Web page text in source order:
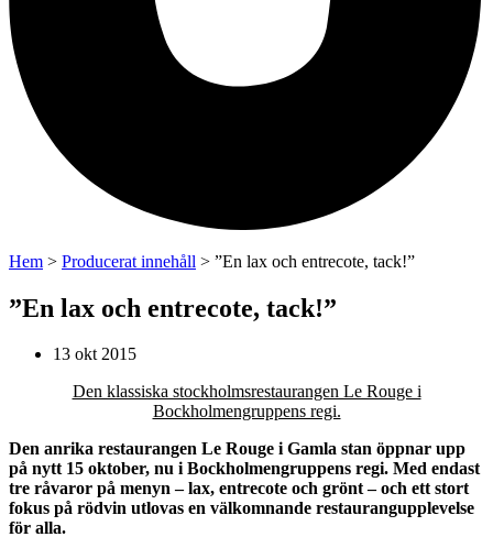
Hem > Producerat innehåll > ”En lax och entrecote, tack!”
”En lax och entrecote, tack!”
13 okt 2015
Den klassiska stockholmsrestaurangen Le Rouge i
Bockholmengruppens regi.
Den anrika restaurangen Le Rouge i Gamla stan öppnar upp
på nytt 15 oktober, nu i Bockholmengruppens regi. Med endast
tre råvaror på menyn – lax, entrecote och grönt – och ett stort
fokus på rödvin utlovas en välkomnande restaurangupplevelse
för alla.